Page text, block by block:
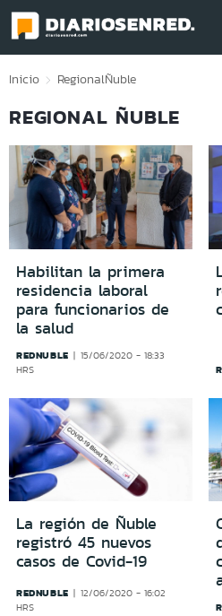
Click acá para ir directamente al
Inicio RegionalÑuble
REGIONAL ÑUBLE
Habilitan la primera
residencia laboral
para funcionarios de
la salud
REDNUBLE
15/06/2020 - 18:33
HRS
La región de Ñuble
registró 45 nuevos
casos de Covid-19
REDNUBLE
12/06/2020 - 16:02
HRS